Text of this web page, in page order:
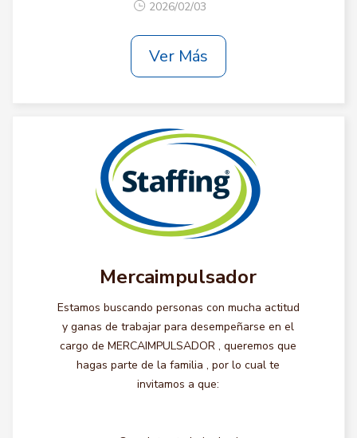
2026/02/03
Ver Más
Mercaimpulsador
Estamos buscando personas con mucha actitud
y ganas de trabajar para desempeñarse en el
cargo de MERCAIMPULSADOR , queremos que
hagas parte de la familia , por lo cual te
invitamos a que: